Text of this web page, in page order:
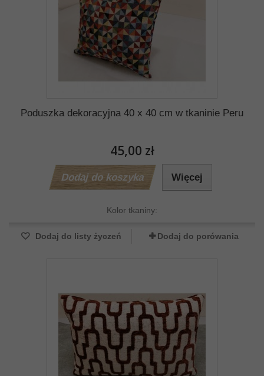
Poduszka dekoracyjna 40 x 40 cm w tkaninie Peru
45,00 zł
Dodaj do koszyka Więcej
Kolor tkaniny:
Dodaj do listy życzeń Dodaj do porówania